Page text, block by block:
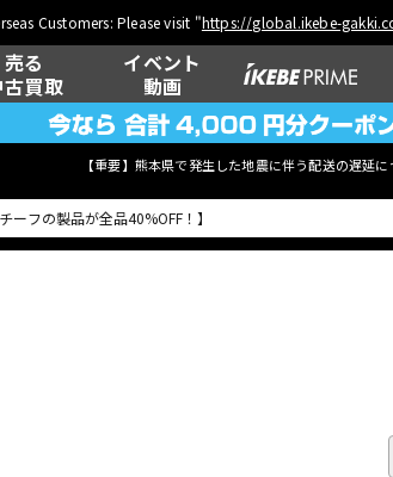
Customers: Please visit "https://global.ikebe-
売る
古買取
イベント
動画
【重要】熊本県で発生した地震に伴う配送の遅延